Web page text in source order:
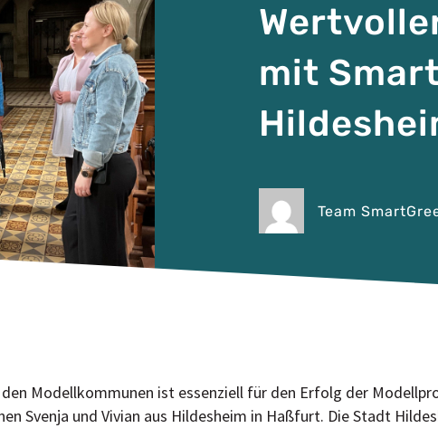
mit
Team
Modellkommunen ist essenziell für den Erfolg der
Svenja und Vivian aus Hildesheim in Haßfurt. Die Stadt